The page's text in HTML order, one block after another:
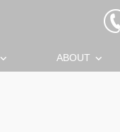
keyboard_arrow_down ABOUT keyboard_arrow_down